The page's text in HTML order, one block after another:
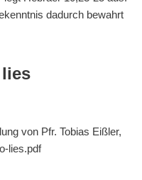
dadurch bewahrt
von Pfr. Tobias Eißler,
lies.pdf